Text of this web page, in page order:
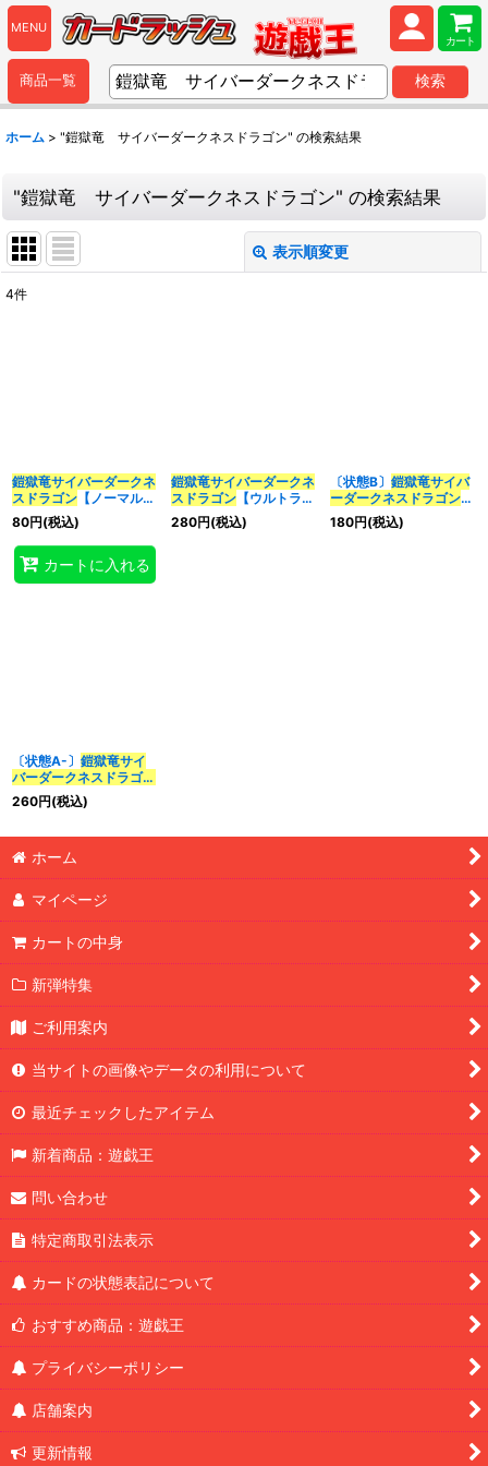
MENU
カート
商品一覧 検索
ホーム > "鎧獄竜 サイバーダークネスドラゴン" の検索結果
"鎧獄竜 サイバーダークネスドラゴン" の検索結果
表示順変更
カテゴリ:
特集:
4件
鎧獄竜サイバーダークネ
スドラゴン 【ノーマルパ
ラレル】{SD41-JP043}
《融合》
80円(税込)
カートに入れる
鎧獄竜サイバーダークネ
スドラゴン【ウルトラ】
{DP18-JP024}《融合》
280円(税込)
〔状態B〕 鎧獄竜サイバ
ーダークネスドラゴン
【ウルトラ】{DP18-
JP024}《融合》
180円(税込)
〔状態A-〕 鎧獄竜サイ
バーダークネスドラゴン
【ウルトラ】{DP18-
JP024}《融合》
260円(税込)
ホーム
マイページ
カートの中身
新弾特集
ご利用案内
当サイトの画像やデータの利用について
最近チェックしたアイテム
新着商品：遊戯王
問い合わせ
特定商取引法表示
カードの状態表記について
おすすめ商品：遊戯王
プライバシーポリシー
店舗案内
更新情報